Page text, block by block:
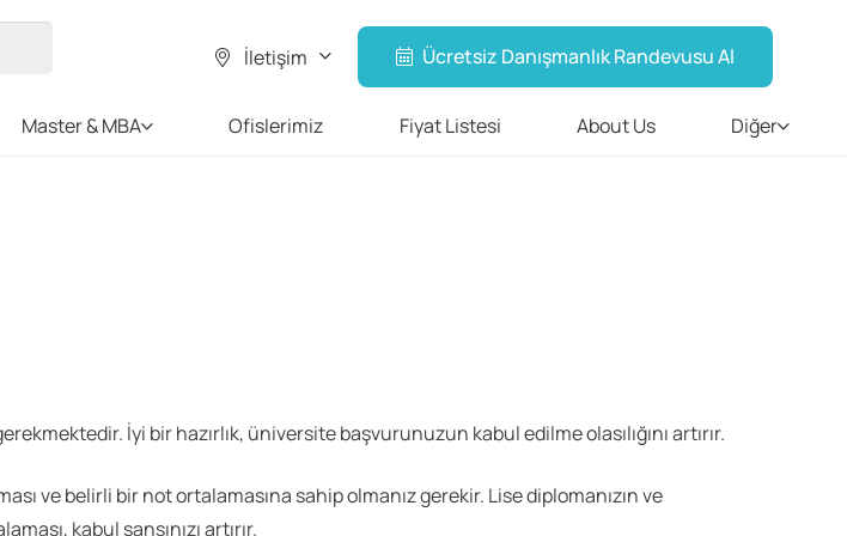
İletişim Ücretsiz Danışmanlık Randevusu Al
Master & MBA Ofislerimiz Fiyat Listesi About Us Diğer
İyi bir hazırlık, üniversite başvurunuzun kabul edilme olasılığını artırır.
ve belirli bir not ortalamasına sahip olmanız gerekir. Lise diplomanızın ve
kabul şansınızı artırır.